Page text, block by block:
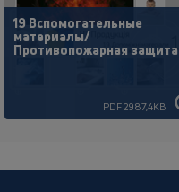
19 Вспомогательные
материалы/
Противопожарная защита
PDF 2987,4KB